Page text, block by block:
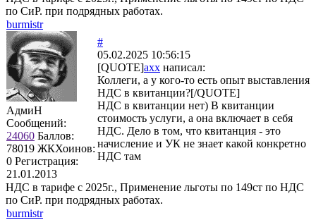
по СиР. при подрядных работах.
burmistr
АдмиН
Сообщений:
24060 Баллов:
78019 ЖКХоинов:
0 Регистрация:
21.01.2013
#
05.02.2025 10:56:15
[QUOTE]axx написал:
Коллеги, а у кого-то есть опыт выставления
НДС в квитанции?[/QUOTE]
НДС в квитанции нет) В квитанции
стоимость услуги, а она включает в себя
НДС. Дело в том, что квитанция - это
начисление и УК не знает какой конкретно
НДС там
НДС в тарифе с 2025г., Применение льготы по 149ст по НДС
по СиР. при подрядных работах.
burmistr